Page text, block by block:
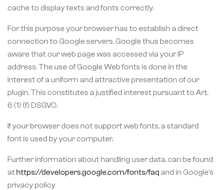
cache to display texts and fonts correctly.
For this purpose your browser has to establish a direct
connection to Google servers. Google thus becomes
aware that our web page was accessed via your IP
address. The use of Google Web fonts is done in the
interest of a uniform and attractive presentation of our
plugin. This constitutes a justified interest pursuant to Art.
6 (1) (f) DSGVO.
If your browser does not support web fonts, a standard
font is used by your computer.
Further information about handling user data, can be found
athttps://developers.google.com/fonts/faq and in Google’s
privacy policy